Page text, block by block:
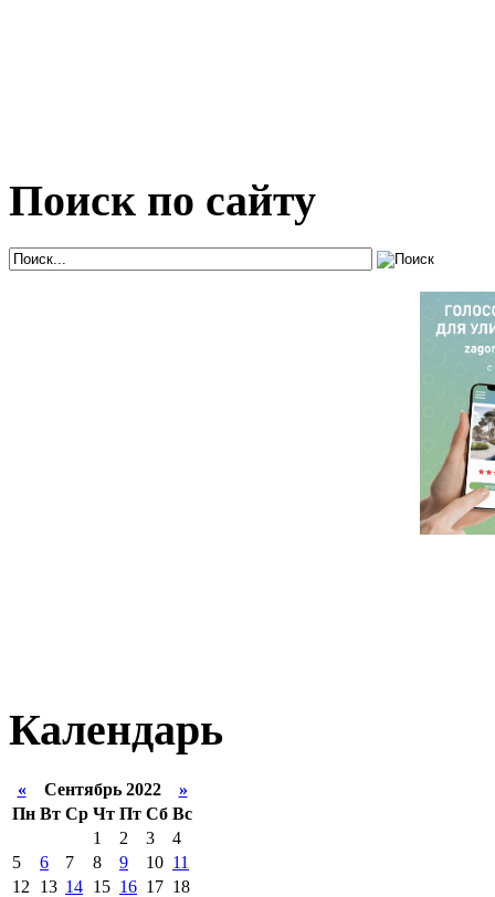
Поиск по сайту
Календарь
«Сентябрь 2022 »
Пн Вт Ср Чт Пт Сб Вс
1
2 3
4
5
6 7 8 9 10 11
12
13 14 15 16 17 18